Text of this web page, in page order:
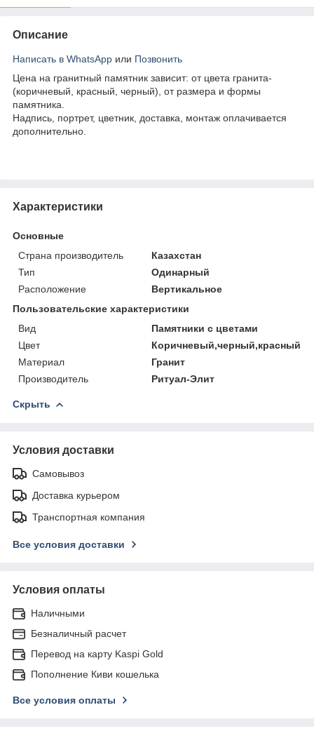
Описание
Написать в WhatsApp или Позвонить
Цена на гранитный памятник зависит: от цвета гранита-
(коричневый, красный, черный), от размера и формы
памятника.
Надпись, портрет, цветник, доставка, монтаж оплачивается
дополнительно.
Характеристики
Основные
Страна производитель
Казахстан
Тип
Одинарный
Расположение
Вертикальное
Пользовательские характеристики
Вид
Памятники с цветами
Цвет
Коричневый,черный,красный
Материал
Гранит
Производитель
Ритуал-Элит
Скрыть
Условия доставки
Самовывоз
Доставка курьером
Транспортная компания
Все условия доставки
Условия оплаты
Наличными
Безналичный расчет
Перевод на карту Kaspi Gold
Пополнение Киви кошелька
Все условия оплаты